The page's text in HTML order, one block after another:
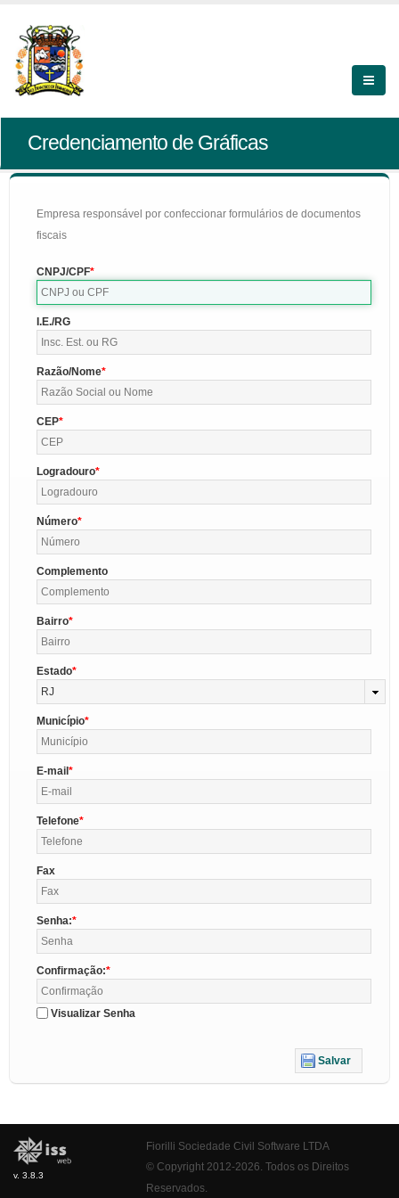
Credenciamento de Gráficas
Empresa responsável por confeccionar formulários de documentos
fiscais
CNPJ/CPF
I.E./RG
Razão/Nome
CEP
Logradouro
Número
Complemento
Bairro
Estado
RJ
Município
E-mail
Telefone
Fax
Senha:
Confirmação:
Visualizar Senha
Salvar
v. 3.8.3
Fiorilli Sociedade Civil Software LTDA
© Copyright 2012-2026. Todos os Direitos
Reservados.